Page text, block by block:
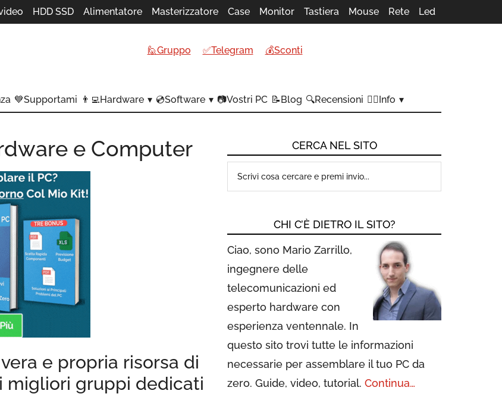
HDD SSD Alimentatore Masterizzatore Case Monitor Tastiera Mouse Rete Led
🙋Gruppo ✅Telegram 💰Sconti
💙Supportami 👨‍💻Hardware 💿Software 📷Vostri PC 📝Blog 🔍Recensioni 🙋‍♂️Info
e Computer
e propria risorsa di
migliori gruppi dedicati
CERCA NEL SITO
CHI C’È DIETRO IL SITO?
Ciao, sono Mario Zarrillo,
ingegnere delle
telecomunicazioni ed
esperto hardware con
esperienza ventennale. In
questo sito trovi tutte le informazioni
necessarie per assemblare il tuo PC da
zero. Guide, video, tutorial. Continua…